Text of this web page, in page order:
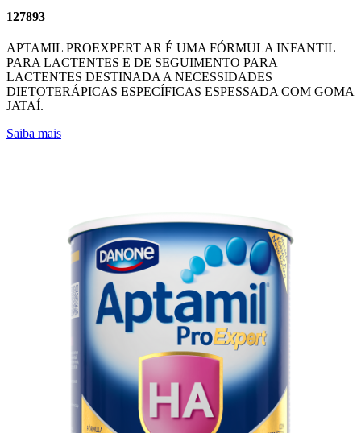
127893
APTAMIL PROEXPERT AR É UMA FÓRMULA INFANTIL
PARA LACTENTES E DE SEGUIMENTO PARA
LACTENTES DESTINADA A NECESSIDADES
DIETOTERÁPICAS ESPECÍFICAS ESPESSADA COM GOMA
JATAÍ.
Saiba mais